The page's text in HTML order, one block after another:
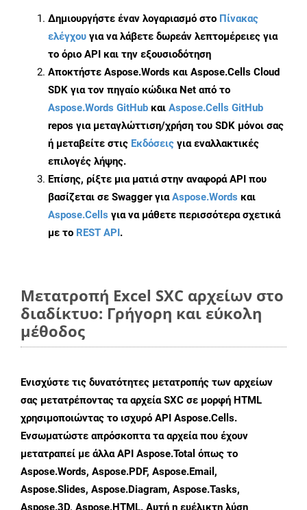
Δημιουργήστε έναν λογαριασμό στο Πίνακας
ελέγχου για να λάβετε δωρεάν λεπτομέρειες για
το όριο API και την εξουσιοδότηση
Αποκτήστε Aspose.Words και Aspose.Cells Cloud
SDK για τον πηγαίο κώδικα Net από το
Aspose.Words GitHub και Aspose.Cells GitHub
repos για μεταγλώττιση/χρήση του SDK μόνοι σας
ή μεταβείτε στις Εκδόσεις για εναλλακτικές
επιλογές λήψης.
Επίσης, ρίξτε μια ματιά στην αναφορά API που
βασίζεται σε Swagger γιαAspose.Words και
Aspose.Cells για να μάθετε περισσότερα σχετικά
με το REST API.
Μετατροπή Excel SXC αρχείων στο
διαδίκτυο: Γρήγορη και εύκολη
μέθοδος
Ενισχύστε τις δυνατότητες μετατροπής των αρχείων
σας μετατρέποντας τα αρχεία SXC σε μορφή HTML
χρησιμοποιώντας το ισχυρό API Aspose.Cells.
Ενσωματώστε απρόσκοπτα τα αρχεία που έχουν
μετατραπεί με άλλα API Aspose.Total όπως το
Aspose.Words, Aspose.PDF, Aspose.Email,
Aspose.Slides, Aspose.Diagram, Aspose.Tasks,
Aspose.3D, Aspose.HTML. Αυτή η ευέλικτη λύση